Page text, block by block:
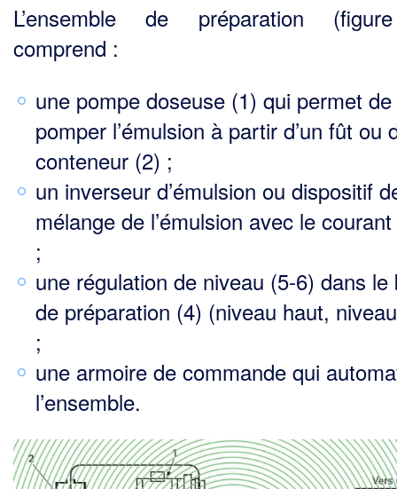
L’ensemble de préparation
comprend :
une pompe doseuse (1) qui permet de
pomper l’émulsion à partir d’un fût ou
conteneur (2) ;
un inverseur d’émulsion ou dispositif
mélange de l’émulsion avec le courant
;
une régulation de niveau (5-6) dans le
de préparation (4) (niveau haut,
;
une armoire de commande qui
l’ensemble.